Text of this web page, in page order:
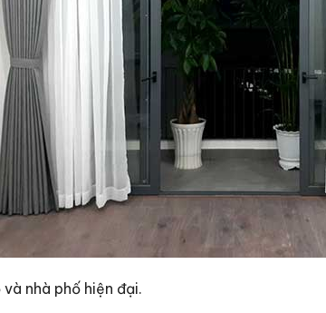
nhà phố hiện đại.